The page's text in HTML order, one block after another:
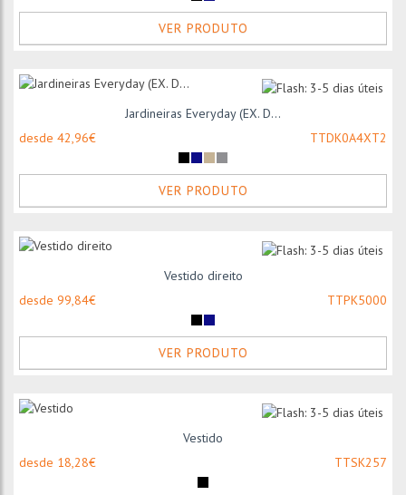
VER PRODUTO
Jardineiras Everyday (EX. D...
desde 42,96€
TTDK0A4XT2
VER PRODUTO
Vestido direito
desde 99,84€
TTPK5000
VER PRODUTO
Vestido
desde 18,28€
TTSK257